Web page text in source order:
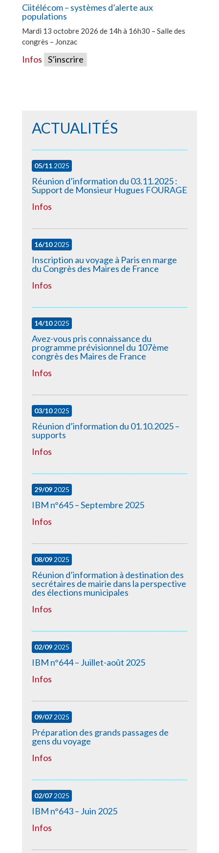
Ciitélécom – systèmes d’alerte aux
populations
Mardi 13 octobre 2026 de 14h à 16h30 – Salle des
congrès – Jonzac
Infos S’inscrire
ACTUALITÉS
05/112025
Réunion d’information du 03.11.2025 :
Support de Monsieur Hugues FOURAGE
Infos
16/102025
Inscription au voyage à Paris en marge
du Congrès des Maires de France
Infos
14/102025
Avez-vous pris connaissance du
programme prévisionnel du 107ème
congrès des Maires de France
Infos
03/102025
Réunion d’information du 01.10.2025 –
supports
Infos
29/092025
IBM n°645 – Septembre 2025
Infos
08/092025
Réunion d’information à destination des
secrétaires de mairie dans la perspective
des élections municipales
Infos
02/092025
IBM n°644 – Juillet-août 2025
Infos
09/072025
Préparation des grands passages de
gens du voyage
Infos
02/072025
IBM n°643 – Juin 2025
Infos